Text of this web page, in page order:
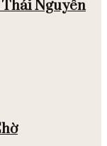
Nguyên